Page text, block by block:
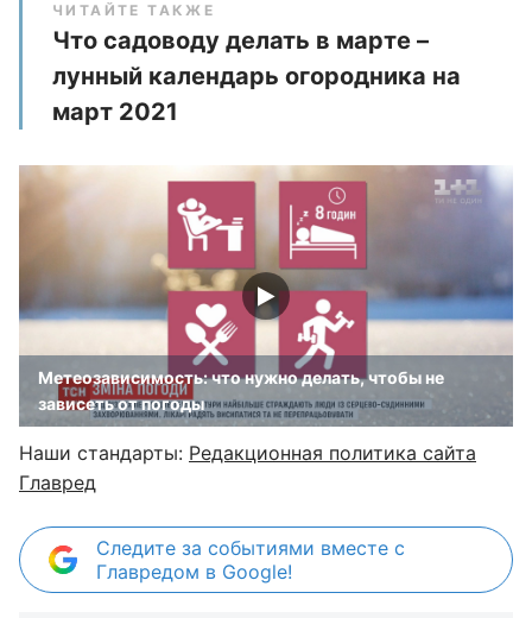
ЧИТАЙТЕ ТАКЖЕ
Что садоводу делать в марте –
лунный календарь огородника на
март 2021
Метеозависимость: что нужно делать, чтобы не
зависеть от погоды
Наши стандарты: Редакционная политика сайта
Главред
Следите за событиями вместе с
Главредом в Google!